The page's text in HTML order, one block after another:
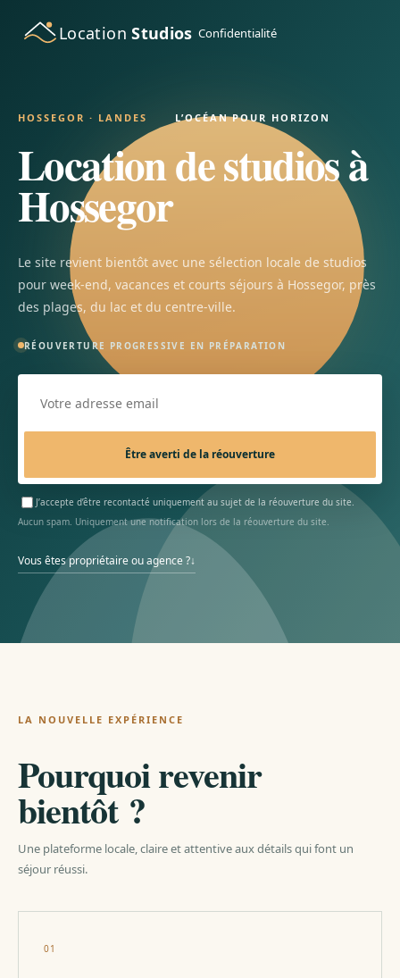
LocationStudios Confidentialité
HOSSEGOR · LANDES L’OCÉAN POUR HORIZON
Location de studios à
Hossegor
Le site revient bientôt avec une sélection locale de studios
pour week-end, vacances et courts séjours à Hossegor, près
des plages, du lac et du centre-ville.
RÉOUVERTURE PROGRESSIVE EN PRÉPARATION
Être averti de la réouverture
J’accepte d’être recontacté uniquement au sujet de la réouverture du site.
Aucun spam. Uniquement une notification lors de la réouverture du site.
Vous êtes propriétaire ou agence ?↓
LA NOUVELLE EXPÉRIENCE
Pourquoi revenir
bientôt ?
Une plateforme locale, claire et attentive aux détails qui font un
séjour réussi.
01